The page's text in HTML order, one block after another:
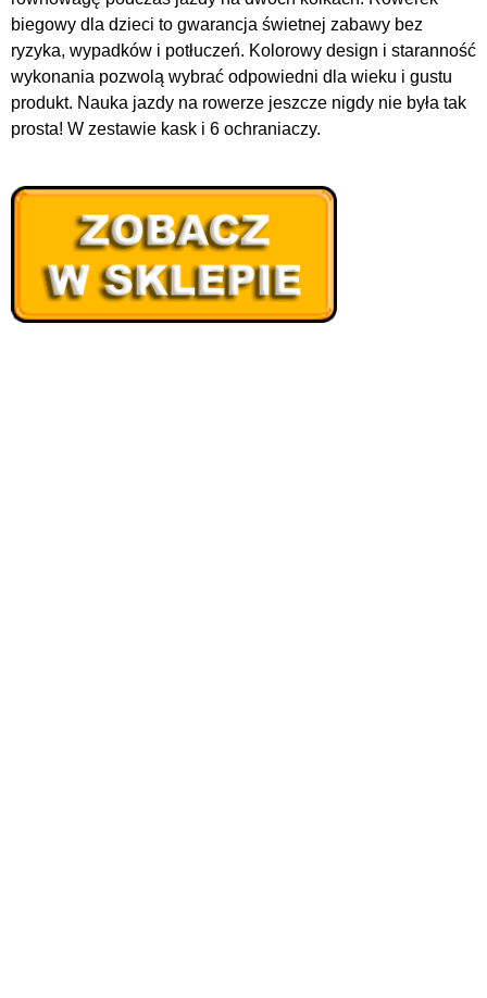
biegowy dla dzieci to gwarancja świetnej zabawy bez
ryzyka, wypadków i potłuczeń. Kolorowy design i staranność
wykonania pozwolą wybrać odpowiedni dla wieku i gustu
produkt. Nauka jazdy na rowerze jeszcze nigdy nie była tak
prosta! W zestawie kask i 6 ochraniaczy.